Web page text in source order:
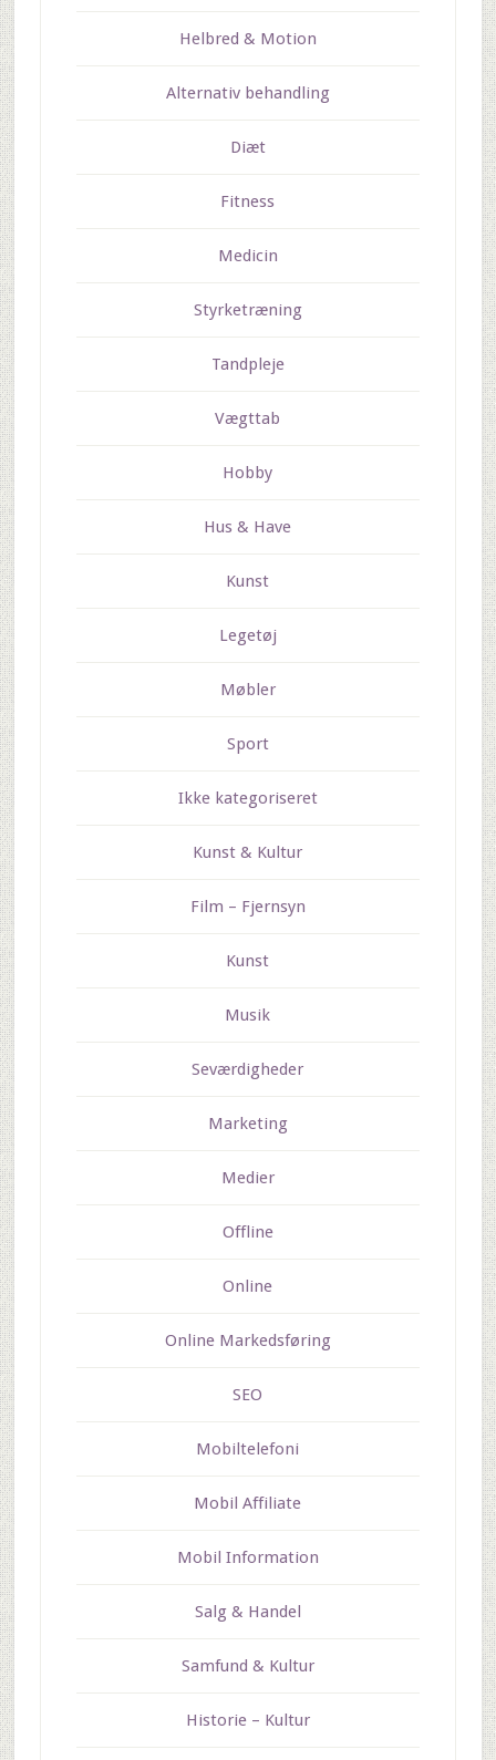
Helbred & Motion
Alternativ behandling
Diæt
Fitness
Medicin
Styrketræning
Tandpleje
Vægttab
Hobby
Hus & Have
Kunst
Legetøj
Møbler
Sport
Ikke kategoriseret
Kunst & Kultur
Film – Fjernsyn
Kunst
Musik
Seværdigheder
Marketing
Medier
Offline
Online
Online Markedsføring
SEO
Mobiltelefoni
Mobil Affiliate
Mobil Information
Salg & Handel
Samfund & Kultur
Historie – Kultur